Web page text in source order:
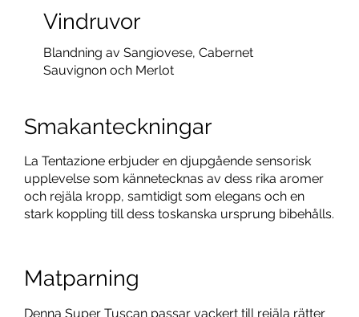
Vindruvor
Blandning av Sangiovese, Cabernet
Sauvignon och Merlot
Smakanteckningar
La Tentazione erbjuder en djupgående sensorisk
upplevelse som kännetecknas av dess rika aromer
och rejäla kropp, samtidigt som elegans och en
stark koppling till dess toskanska ursprung bibehålls.
Matparning
Denna Super Tuscan passar vackert till rejäla rätter